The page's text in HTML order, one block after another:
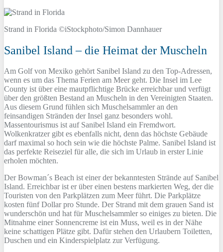
Strand in Florida ©iStockphoto/Simon Dannhauer
Sanibel Island – die Heimat der Muscheln
Am Golf von Mexiko gehört Sanibel Island zu den Top-Adressen,
wenn es um das Thema Ferien am Meer geht. Die Insel im Lee
County ist über eine mautpflichtige Brücke erreichbar und verfügt
über den größten Bestand an Muscheln in den Vereinigten Staaten.
Aus diesem Grund fühlen sich Muschelsammler an den
feinsandigen Stränden der Insel ganz besonders wohl.
Massentourismus ist auf Sanibel Island ein Fremdwort.
Wolkenkratzer gibt es ebenfalls nicht, denn das höchste Gebäude
darf maximal so hoch sein wie die höchste Palme. Sanibel Island ist
das perfekte Reiseziel für alle, die sich im Urlaub in erster Linie
erholen möchten.
Der Bowman´s Beach ist einer der bekanntesten Strände auf Sanibel
Island. Erreichbar ist er über einen bestens markierten Weg, der die
Touristen von den Parkplätzen zum Meer führt. Die Parkplätze
kosten fünf Dollar pro Stunde. Der Strand mit dem grauen Sand ist
wunderschön und hat für Muschelsammler so einiges zu bieten. Die
Mitnahme einer Sonnencreme ist ein Muss, weil es in der Nähe
keine schattigen Plätze gibt. Dafür stehen den Urlaubern Toiletten,
Duschen und ein Kinderspielplatz zur Verfügung.